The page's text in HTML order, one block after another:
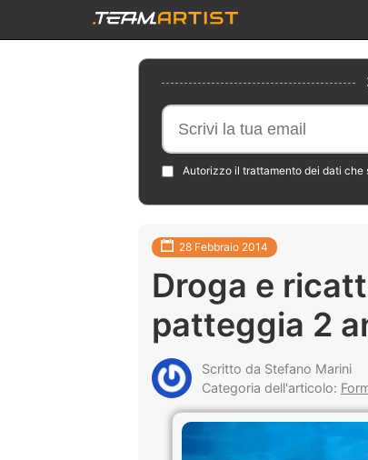
Autorizzo il trattamento dei dati che
28 Febbraio 2014
Droga e
patteggia 2
Scritto da Stefano Marini
Categoria dell'articolo: